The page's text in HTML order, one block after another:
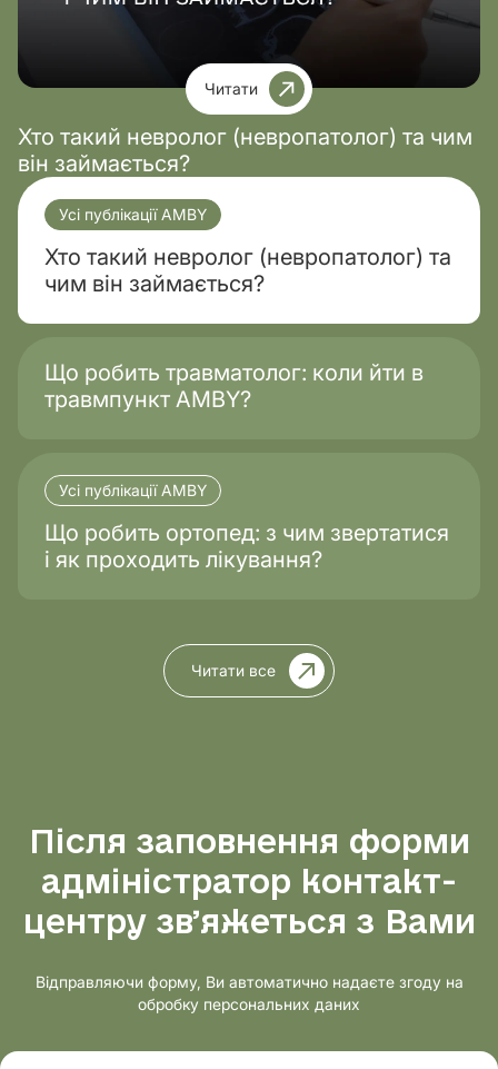
Читати
Хто такий невролог (невропатолог) та чим
він займається?
Усі публікації AMBY
Хто такий невролог (невропатолог) та
чим він займається?
Що робить травматолог: коли йти в
травмпункт AMBY?
Усі публікації AMBY
Що робить ортопед: з чим звертатися
і як проходить лікування?
Читати все
Після заповнення форми
адміністратор контакт-
центру звʼяжеться з Вами
Відправляючи форму, Ви автоматично надаєте згоду на
обробку персональних даних